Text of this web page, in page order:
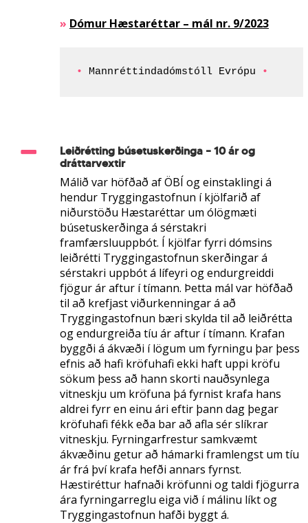
» Dómur Hæstaréttar – mál nr. 9/2023
• Mannréttindadómstóll Evrópu •
Leiðrétting búsetuskerðinga – 10 ár og
dráttarvextir
Málið var höfðað af ÖBÍ og einstaklingi á
hendur Tryggingastofnun í kjölfarið af
niðurstöðu Hæstaréttar um ólögmæti
búsetuskerðinga á sérstakri
framfærsluuppbót. Í kjölfar fyrri dómsins
leiðrétti Tryggingastofnun skerðingar á
sérstakri uppbót á lífeyri og endurgreiddi
fjögur ár aftur í tímann. Þetta mál var höfðað
til að krefjast viðurkenningar á að
Tryggingastofnun bæri skylda til að leiðrétta
og endurgreiða tíu ár aftur í tímann. Krafan
byggði á ákvæði í lögum um fyrningu þar þess
efnis að hafi kröfuhafi ekki haft uppi kröfu
sökum þess að hann skorti nauðsynlega
vitneskju um kröfuna þá fyrnist krafa hans
aldrei fyrr en einu ári eftir þann dag þegar
kröfuhafi fékk eða bar að afla sér slíkrar
vitneskju. Fyrningarfrestur samkvæmt
ákvæðinu getur að hámarki framlengst um tíu
ár frá því krafa hefði annars fyrnst.
Hæstiréttur hafnaði kröfunni og taldi fjögurra
ára fyrningarreglu eiga við í málinu líkt og
Tryggingastofnun hafði byggt á.